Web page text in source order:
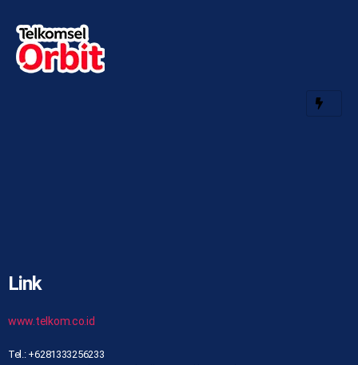
Link
www.telkom.co.id
Tel.: +6281333256233